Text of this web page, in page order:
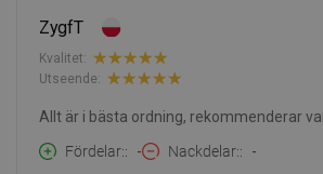
ZygfT
Kvalitet:
Utseende:
Allt är i bästa ordning, rekommenderar
Fördelar:
- Nackdelar: -